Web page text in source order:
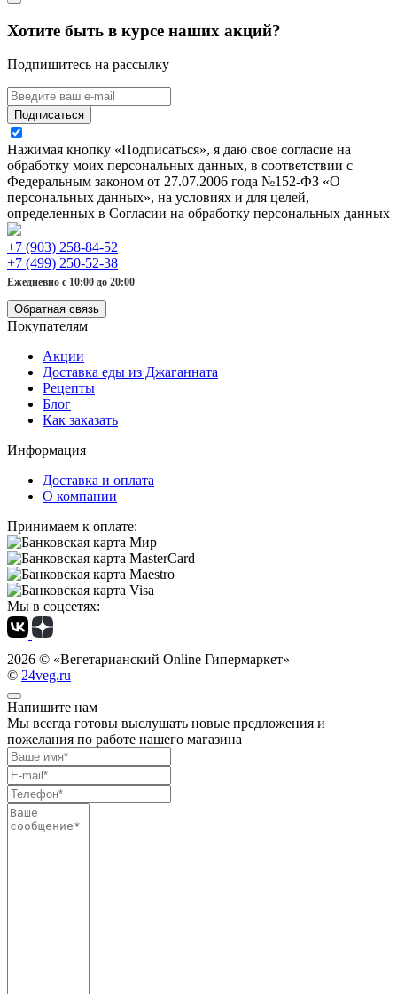
Хотите быть в курсе наших акций?
Подпишитесь на рассылку
Подписаться
Нажимая кнопку «Подписаться», я даю свое согласие на
обработку моих персональных данных, в соответствии с
Федеральным законом от 27.07.2006 года №152-ФЗ «О
персональных данных», на условиях и для целей,
определенных в Согласии на обработку персональных данных
+7 (903) 258-84-52
+7 (499) 250-52-38
Ежедневно с 10:00 до 20:00
Обратная связь
Покупателям
Акции
Доставка еды из Джаганната
Рецепты
Блог
Как заказать
Информация
Доставка и оплата
О компании
Принимаем к оплате:
Мы в соцсетях:
2026 © «Вегетарианский Online Гипермаркет»
© 24veg.ru
Напишите нам
Мы всегда готовы выслушать новые предложения и
пожелания по работе нашего магазина